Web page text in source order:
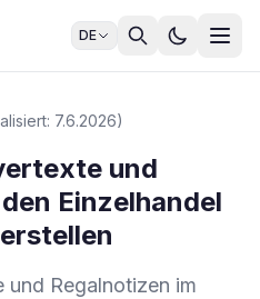
DE
7.6.2026)
und
Einzelhandel
und Regalnotizen im